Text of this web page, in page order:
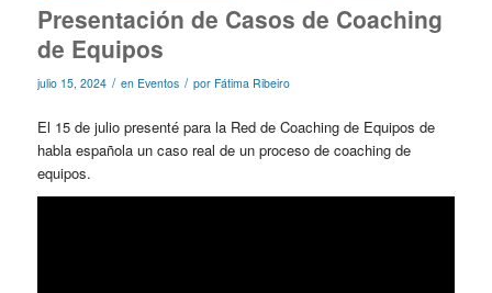
Presentación de Casos de Coaching
de Equipos
julio 15, 2024 / en Eventos / por Fátima Ribeiro
El 15 de julio presenté para la Red de Coaching de Equipos de
habla española un caso real de un proceso de coaching de
equipos.